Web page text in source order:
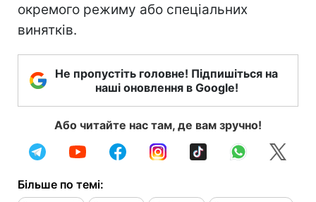
окремого режиму або спеціальних
винятків.
Не пропустіть головне! Підпишіться на
наші оновлення в Google!
Або читайте нас там, де вам зручно!
Більше по темі: